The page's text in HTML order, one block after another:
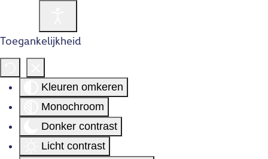
Toegankelijkheid
Kleuren omkeren
Monochroom
Donker contrast
Licht contrast